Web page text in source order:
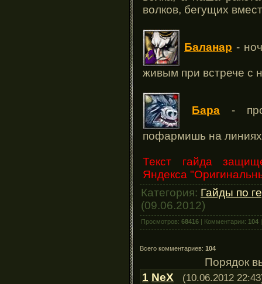
волков, бегущих
Баланар -
живым при встрече с
Бара -
пофармишь на линиях
Текст гайда
Яндекса
Категория: Гайды по
(09.06.2012)
Просмотров: 68416 | Комментарии: 104
Всего комментариев: 104
Порядок
1 NeX (10.06.2012